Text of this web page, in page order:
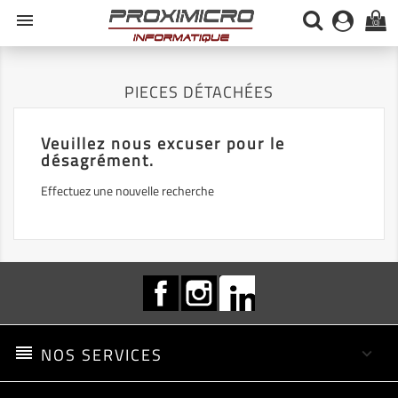
menu (0)
PIECES DÉTACHÉES
Veuillez nous excuser pour le
désagrément.
Effectuez une nouvelle recherche
FacebookInstagram
reorder NOS SERVICES keyboard_arrow_down